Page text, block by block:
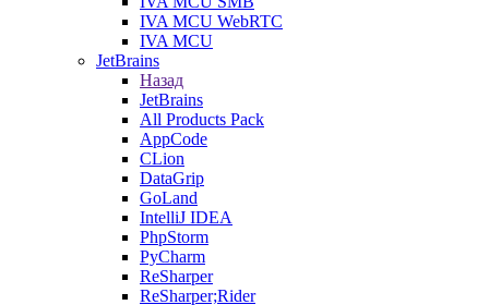
IVA MCU WebRTC
IVA MCU
JetBrains
Назад
JetBrains
All Products Pack
AppCode
CLion
DataGrip
GoLand
IntelliJ IDEA
PhpStorm
PyCharm
ReSharper
ReSharper;Rider